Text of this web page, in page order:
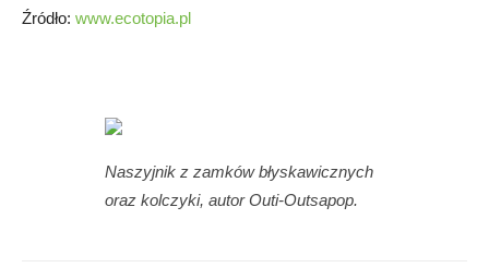
Źródło: www.ecotopia.pl
Naszyjnik z zamków błyskawicznych
oraz kolczyki, autor Outi-Outsapop.